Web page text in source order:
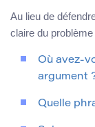
Au lieu de
claire du problème
Où avez-
argument
Quelle